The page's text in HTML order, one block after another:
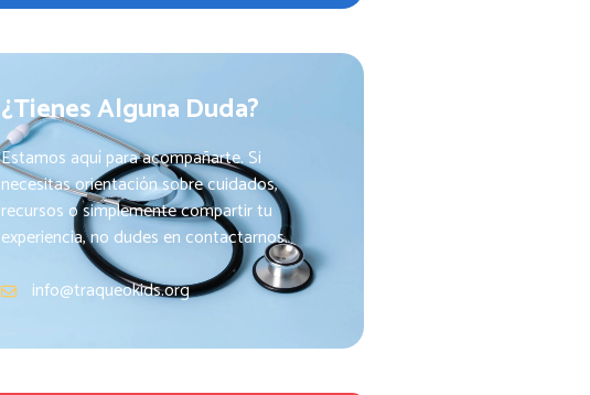
¿Tienes Alguna Duda?
Estamos aquí para acompañarte. Si
necesitas orientación sobre cuidados,
recursos o simplemente compartir tu
experiencia, no dudes en contactarnos.
info@traqueokids.org